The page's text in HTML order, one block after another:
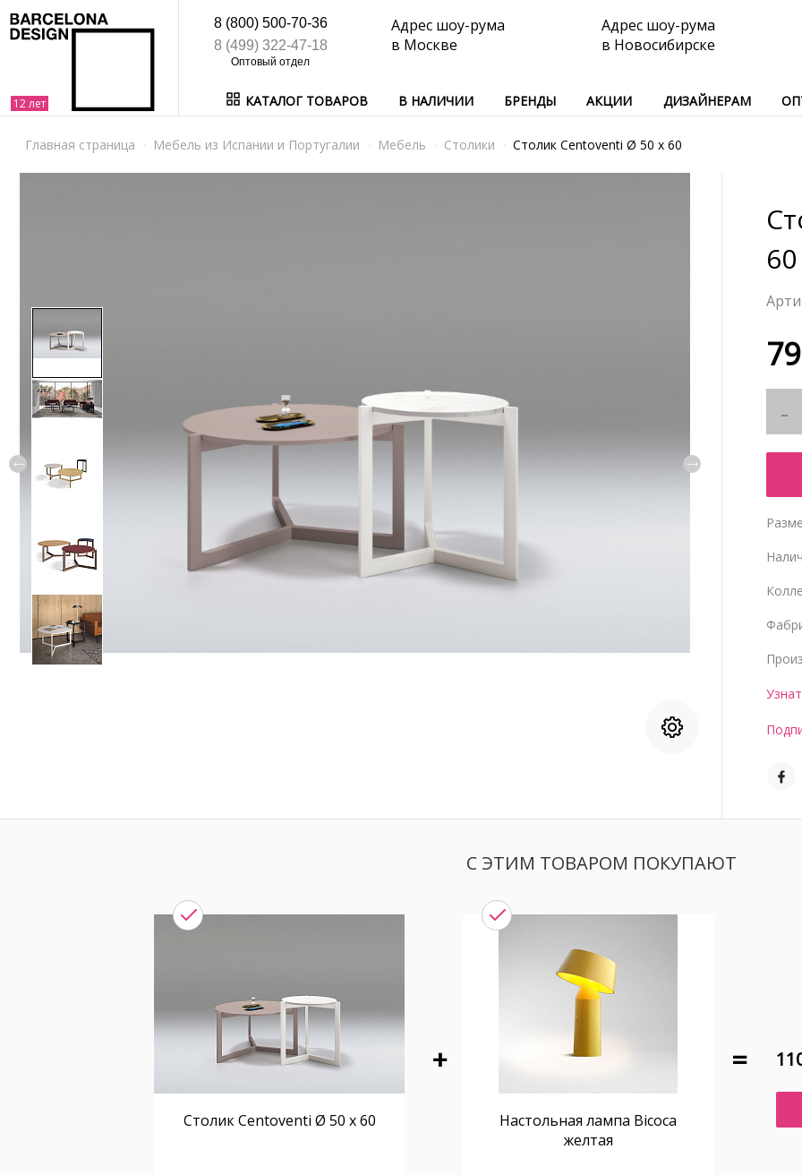
8 (800) 500-70-36
8 (499) 322-47-18
Адрес шоу-рума
в Москве
Адрес шоу-рума
в Новосибирске
КАТАЛОГ ТОВАРОВ В НАЛИЧИИ БРЕНДЫ АКЦИИ ДИЗАЙНЕРАМ
Главная страница Мебель из Испании и Португалии Мебель Столики Столик Centoventi Ø 50 x 60
60
С ЭТИМ ТОВАРОМ ПОКУПАЮТ
Столик Centoventi Ø 50 x 60
Настольная лампа Bicoca
желтая